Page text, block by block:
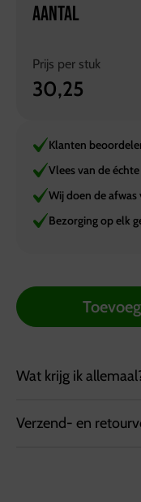
AANTAL
Prijs per stuk
30,25
Klanten
Vlees van de
Wij doen de afwas
Bezorging op elk
Wat krijg ik
ALLEEN TE
Verzend- en